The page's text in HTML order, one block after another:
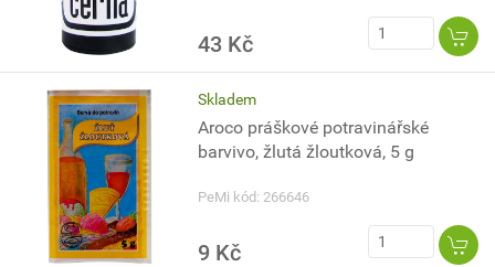
43 Kč
Skladem
Aroco práškové potravinářské
barvivo, žlutá žloutková, 5 g
PeMi kód: 266646
9 Kč